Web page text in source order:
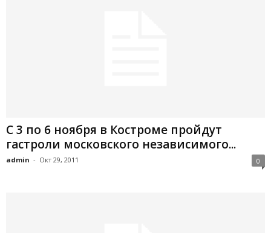
С 3 по 6 ноября в Костроме пройдут
гастроли московского независимого...
admin - Окт 29, 2011 0